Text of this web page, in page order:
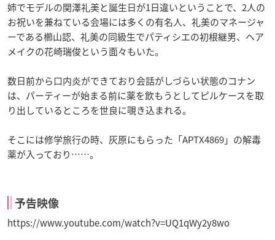
姉でモデルの関澤礼美と誕生日が1日違いということで、2人の
お祝いを兼ねている会場には多くの有名人、礼美のマネージャ
ーである櫛山認、礼美の同級生でパティシエの初根継男、ヘア
メイクの花崎瑞俊という面々もいた。
数日前から口内炎ができており会話がしづらい状態のコナン
は、パーティーが始まる前に薬を飲もうとしてピルケースを取
り出しているところを世良に覗き込まれる。
そこには修学旅行の時、灰原にもらった「APTX4869」の解毒
薬が入っており……。
予告映像
https://www.youtube.com/watch?v=UQ1qWy2y8wo